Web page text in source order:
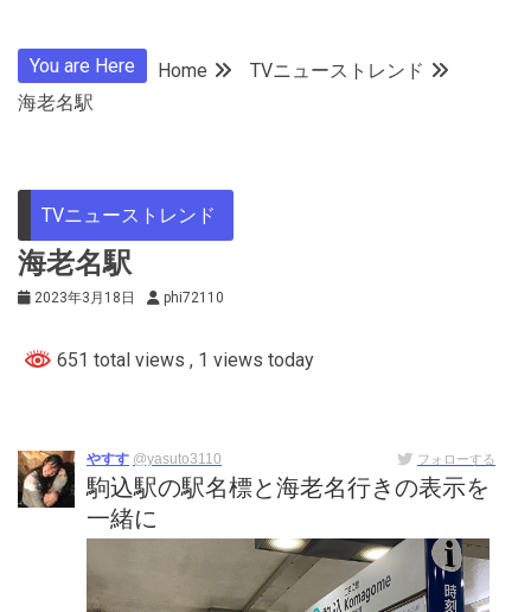
You are Here Home
TVニューストレンド
海老名駅
TVニューストレンド
海老名駅
2023年3月18日 phi72110
651 total views , 1 views today
やすす @yasuto3110 フォローする
駒込駅の駅名標と海老名行きの表示を
一緒に